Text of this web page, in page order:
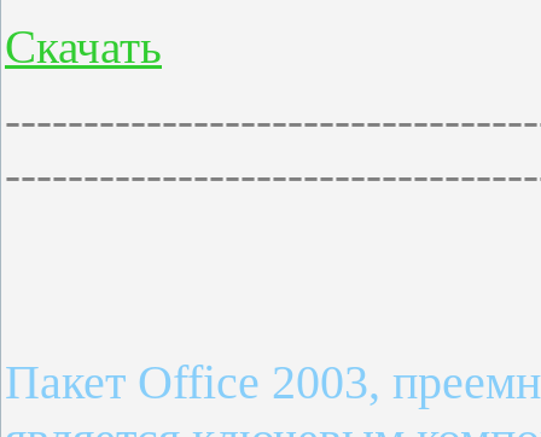
Скачать
Пакет Office 2003,